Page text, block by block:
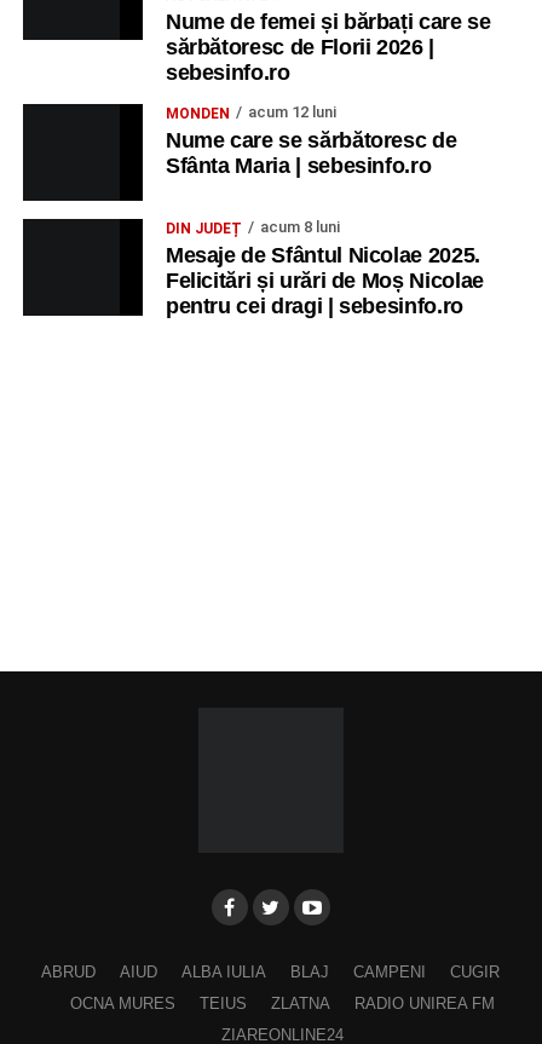
Nume de femei și bărbați care se
sărbătoresc de Florii 2026 |
sebesinfo.ro
MONDEN acum 12 luni
Nume care se sărbătoresc de
Sfânta Maria | sebesinfo.ro
DIN JUDEȚ acum 8 luni
Mesaje de Sfântul Nicolae 2025.
Felicitări și urări de Moș Nicolae
pentru cei dragi | sebesinfo.ro
ABRUD AIUD ALBA IULIA BLAJ CAMPENI
CUGIR
OCNA MURES
TEIUS ZLATNA
RADIO UNIREA FM
ZIAREONLINE24